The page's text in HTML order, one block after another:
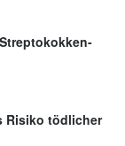
Risiko tödlicher